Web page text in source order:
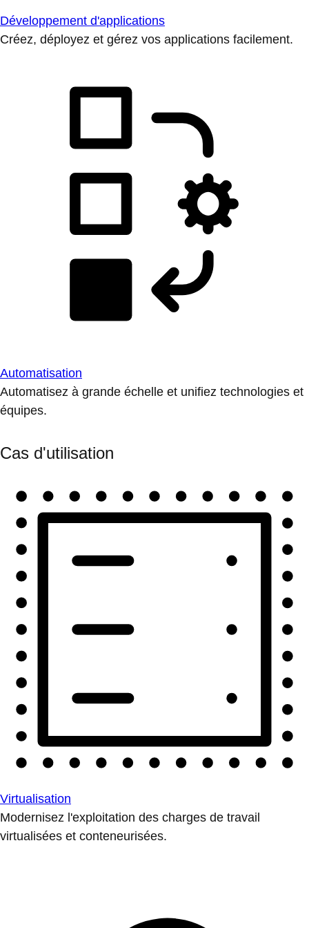
Développement d'applications
Créez, déployez et gérez vos applications facilement.
Automatisation
Automatisez à grande échelle et unifiez technologies et
équipes.
Cas d'utilisation
Virtualisation
Modernisez l'exploitation des charges de travail
virtualisées et conteneurisées.